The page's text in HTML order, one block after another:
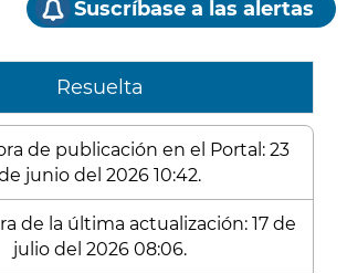
Suscríbase a las alertas
Resuelta
de publicación en el Portal: 23
junio del 2026 10:42.
de la última actualización: 17 de
julio del 2026 08:06.